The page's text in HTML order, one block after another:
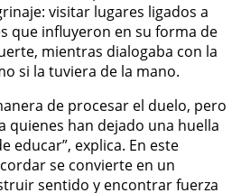
visitar lugares ligados a
que influyeron en su forma de
mientras dialogaba con la
si la tuviera de la mano.
de procesar el duelo, pero
quienes han dejado una huella
educar”, explica. En este
se convierte en un
sentido y encontrar fuerza